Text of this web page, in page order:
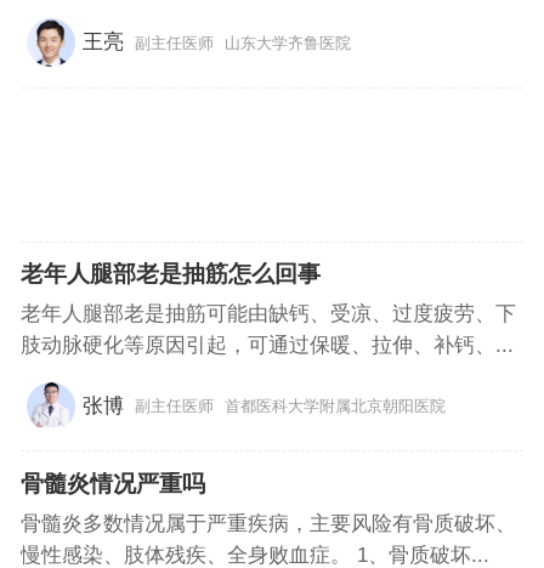
王亮 副主任医师 山东大学齐鲁医院
老年人腿部老是抽筋怎么回事
老年人腿部老是抽筋可能由缺钙、受凉、过度疲劳、下
肢动脉硬化等原因引起，可通过保暖、拉伸、补钙、...
张博 副主任医师 首都医科大学附属北京朝阳医院
骨髓炎情况严重吗
骨髓炎多数情况属于严重疾病，主要风险有骨质破坏、
慢性感染、肢体残疾、全身败血症。 1、骨质破坏...